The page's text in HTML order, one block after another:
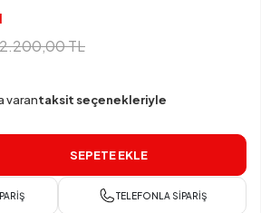
TL
varantaksit seçenekleriyle
SEPETE EKLE
TELEFONLA SIPARIŞ